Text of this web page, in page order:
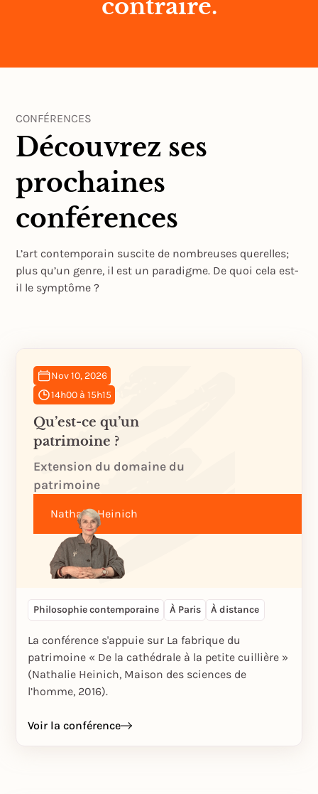
contraire.
CONFÉRENCES
Découvrez ses
prochaines
conférences
L’art contemporain suscite de nombreuses querelles;
plus qu’un genre, il est un paradigme. De quoi cela est-
il le symptôme ?
Nov 10, 2026
14h00 à 15h15
Qu’est-ce qu’un
patrimoine ?
Extension du domaine du
patrimoine
Nathalie Heinich
Philosophie contemporaine À Paris À distance
La conférence s'appuie sur La fabrique du
patrimoine « De la cathédrale à la petite cuillière »
(Nathalie Heinich, Maison des sciences de
l’homme, 2016).
Voir la conférence